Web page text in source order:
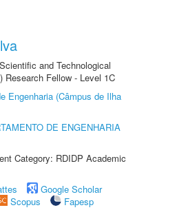
and Technological
Research Fellow - Level 1C
Engenharia (Câmpus de Ilha
DE ENGENHARIA
Category: RDIDP Academic
Google Scholar
Scopus
Fapesp